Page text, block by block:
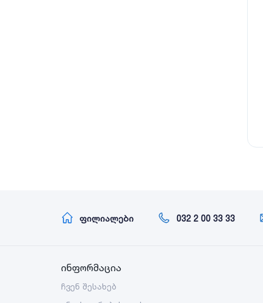
ფილიალები 032 2 00 33 33
ინფორმაცია
ჩვენ შესახებ